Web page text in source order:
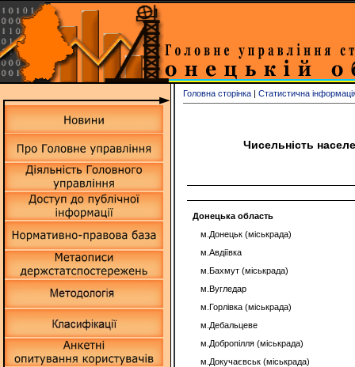
Головна сторінка | Статистична
Чисельність
Донецька область
м.Донецьк (міськрада)
м.Авдіївка
м.Бахмут (міськрада)
м.Вугледар
м.Горлівка (міськрада)
м.Дебальцеве
м.Добропілля (міськрада)
м.Докучаєвськ (міськрада)